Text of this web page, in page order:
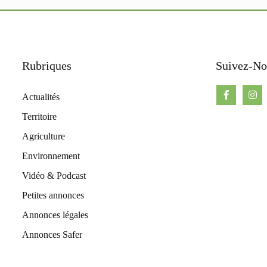
Rubriques
Actualités
Territoire
Agriculture
Environnement
Vidéo & Podcast
Petites annonces
Annonces légales
Annonces Safer
Suivez-